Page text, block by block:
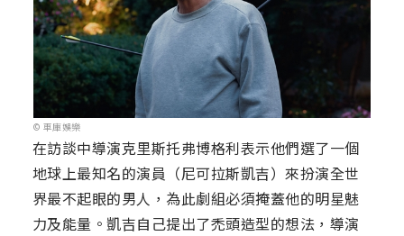
© 車庫娛樂
在訪談中導演克里斯托弗博格利表示他們選了一個
地球上最知名的演員（尼可拉斯凱吉）來扮演全世
界最不起眼的男人，為此劇組必須掩蓋他的明星魅
力及能量。凱吉自己提出了禿頭造型的想法，導演